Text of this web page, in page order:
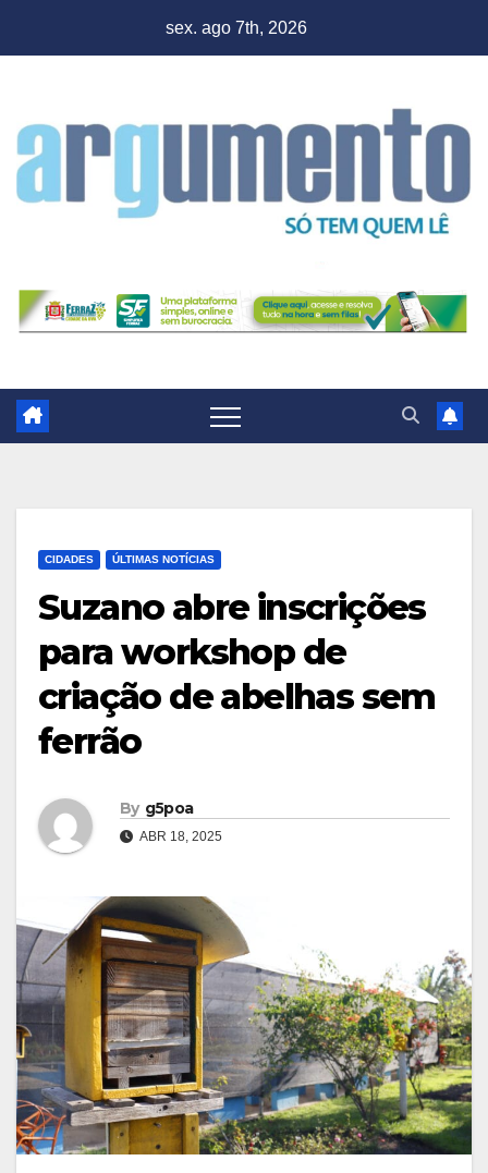
sex. ago 7th, 2026
CIDADES ÚLTIMAS NOTÍCIAS
Suzano abre inscrições
para workshop de
criação de abelhas sem
ferrão
By g5poa
ABR 18, 2025